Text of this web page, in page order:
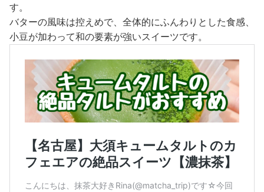
す。
バターの風味は控えめで、全体的にふんわりとした食感、
小豆が加わって和の要素が強いスイーツです。